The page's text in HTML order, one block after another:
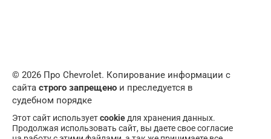
© 2026 Про Chevrolet. Копирование информации с
сайта строго запрещено и преследуется в
судебном порядке
Этот сайт используетcookie для хранения данных.
Продолжая использовать сайт, вы даете свое согласие